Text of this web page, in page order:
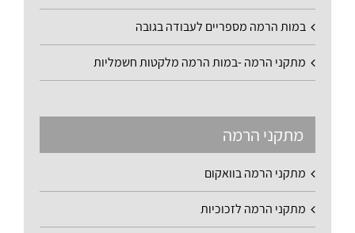
במות הרמה מספריים לעבודה בגובה
מתקני הרמה -במות הרמה מלקטות חשמליות
מתקני הרמה
מתקני הרמה בוואקום
מתקני הרמה לזכוכיות